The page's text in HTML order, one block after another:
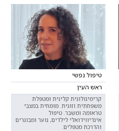
טיפול נפשי
ראש העין
קרימינולוגית קלינית ומטפלת
משפחתית וזוגית. מומחית במצבי
טראומה ומשבר. טיפול
אינדיווידואלי לילדים, נוער ומבוגרים
והדרכת מטפלים.